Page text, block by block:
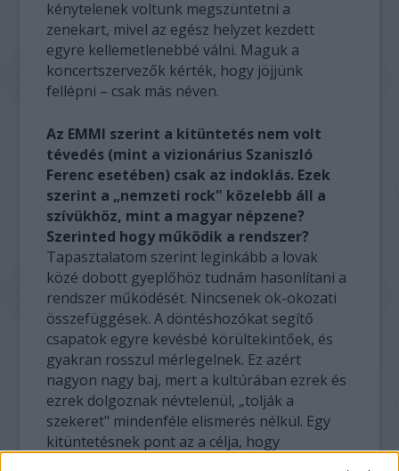
kénytelenek voltunk megszüntetni a
zenekart, mivel az egész helyzet kezdett
egyre kellemetlenebbé válni. Maguk a
koncertszervezők kérték, hogy jöjjünk
fellépni – csak más néven.
Az EMMI szerint a kitüntetés nem volt
tévedés (mint a vizionárius Szaniszló
Ferenc esetében) csak az indoklás. Ezek
szerint a „nemzeti rock" közelebb áll a
szívükhöz, mint a magyar népzene?
Szerinted hogy működik a rendszer?
Tapasztalatom szerint leginkább a lovak
közé dobott gyeplőhöz tudnám hasonlítani a
rendszer működését. Nincsenek ok-okozati
összefüggések. A döntéshozókat segítő
csapatok egyre kevésbé körültekintőek, és
gyakran rosszul mérlegelnek. Ez azért
nagyon nagy baj, mert a kultúrában ezrek és
ezrek dolgoznak névtelenül, „tolják a
szekeret" mindenféle elismerés nélkül. Egy
kitüntetésnek pont az a célja, hogy